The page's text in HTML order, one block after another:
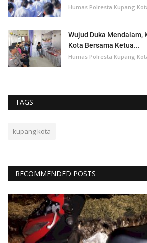
Humas Polresta Kupang
Wujud Duka Mendalam,
Kota Bersama Ketua...
Humas Polresta Kupang
TAGS
kupang kota
RECOMMENDED POSTS